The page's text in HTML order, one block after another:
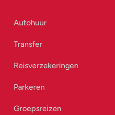
Autohuur
Transfer
Reisverzekeringen
Parkeren
Groepsreizen